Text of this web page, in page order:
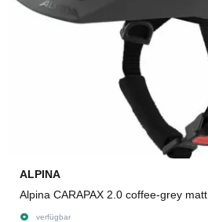
ALPINA
Alpina CARAPAX 2.0 coffee-grey matt
verfügbar